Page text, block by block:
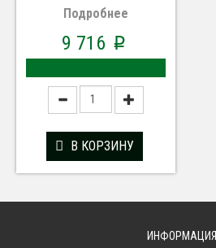
Подробнее
9 716 p
В КОРЗИНУ
ИНФОРМАЦИЯ